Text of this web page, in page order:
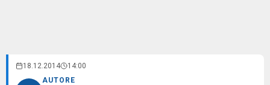
18.12.2014 14:00
AUTORE